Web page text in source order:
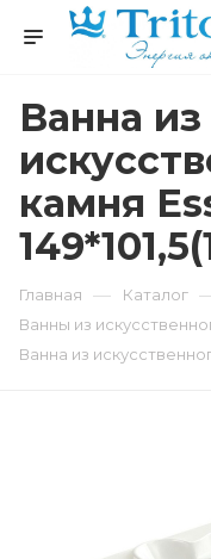
Ванна из
камня
Главная — Каталог
Ванны из
Ванна из